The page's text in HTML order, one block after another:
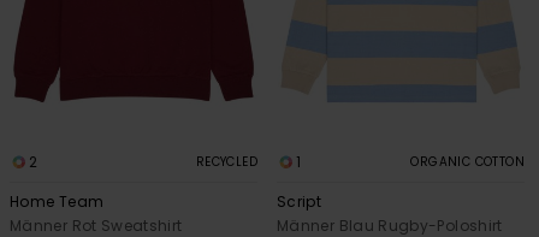
2 RECYCLED
Home Team
Männer Rot Sweatshirt
1 ORGANIC COTTON
Script
Männer Blau Rugby-Poloshirt